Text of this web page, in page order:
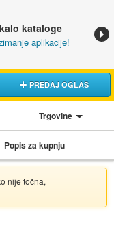
kataloge
aplikacije!
PREDAJ OGLAS
Trgovine
Popis za kupnju
nije točna,